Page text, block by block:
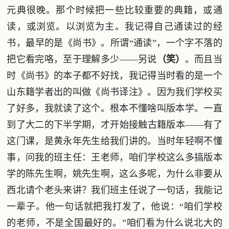
元典很晚。那个时候把一些比较重要的典籍，或通
读，或浏览。以浏览为主。我记得自己通读过的经
书，最早的是《尚书》。所谓“通读”，一个字不落的
把它看完咯，至于理解多少——另说 （笑） 。而且当
时《尚书》的本子都不好找，我记得当时看的是一个
山东籍学者出的叫做《尚书译注》。因为我们学校买
了好多，我就读了这个。根本不懂啥叫版本学。一直
到了大二的下半学期，才开始接触古籍版本——有了
这门课，是黄永年先生给我们讲的。当时年轻啊不懂
事，问我的班主任：王老师，咱们学校这么多搞版本
学的陈先生啊，姚先生啊，这么多呢，为什么非要从
西北请个老头来讲？我们班主任说了一句话，我能记
一辈子。他一句话就把我打发了，他说：“咱们学校
的老师，不是全国最好的。”咱们看为什么说北大的